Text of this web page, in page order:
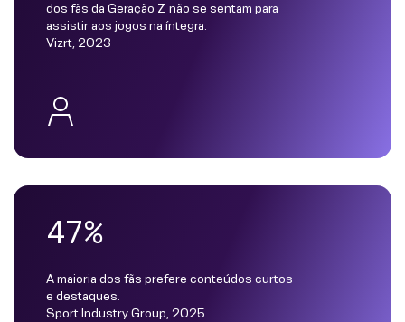
dos fãs da Geração Z não se sentam para
assistir aos jogos na íntegra.
Vizrt, 2023
47%
A maioria dos fãs prefere conteúdos curtos
e destaques.
Sport Industry Group, 2025